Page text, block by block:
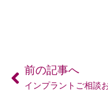
前の記事へ
インプラントご相談